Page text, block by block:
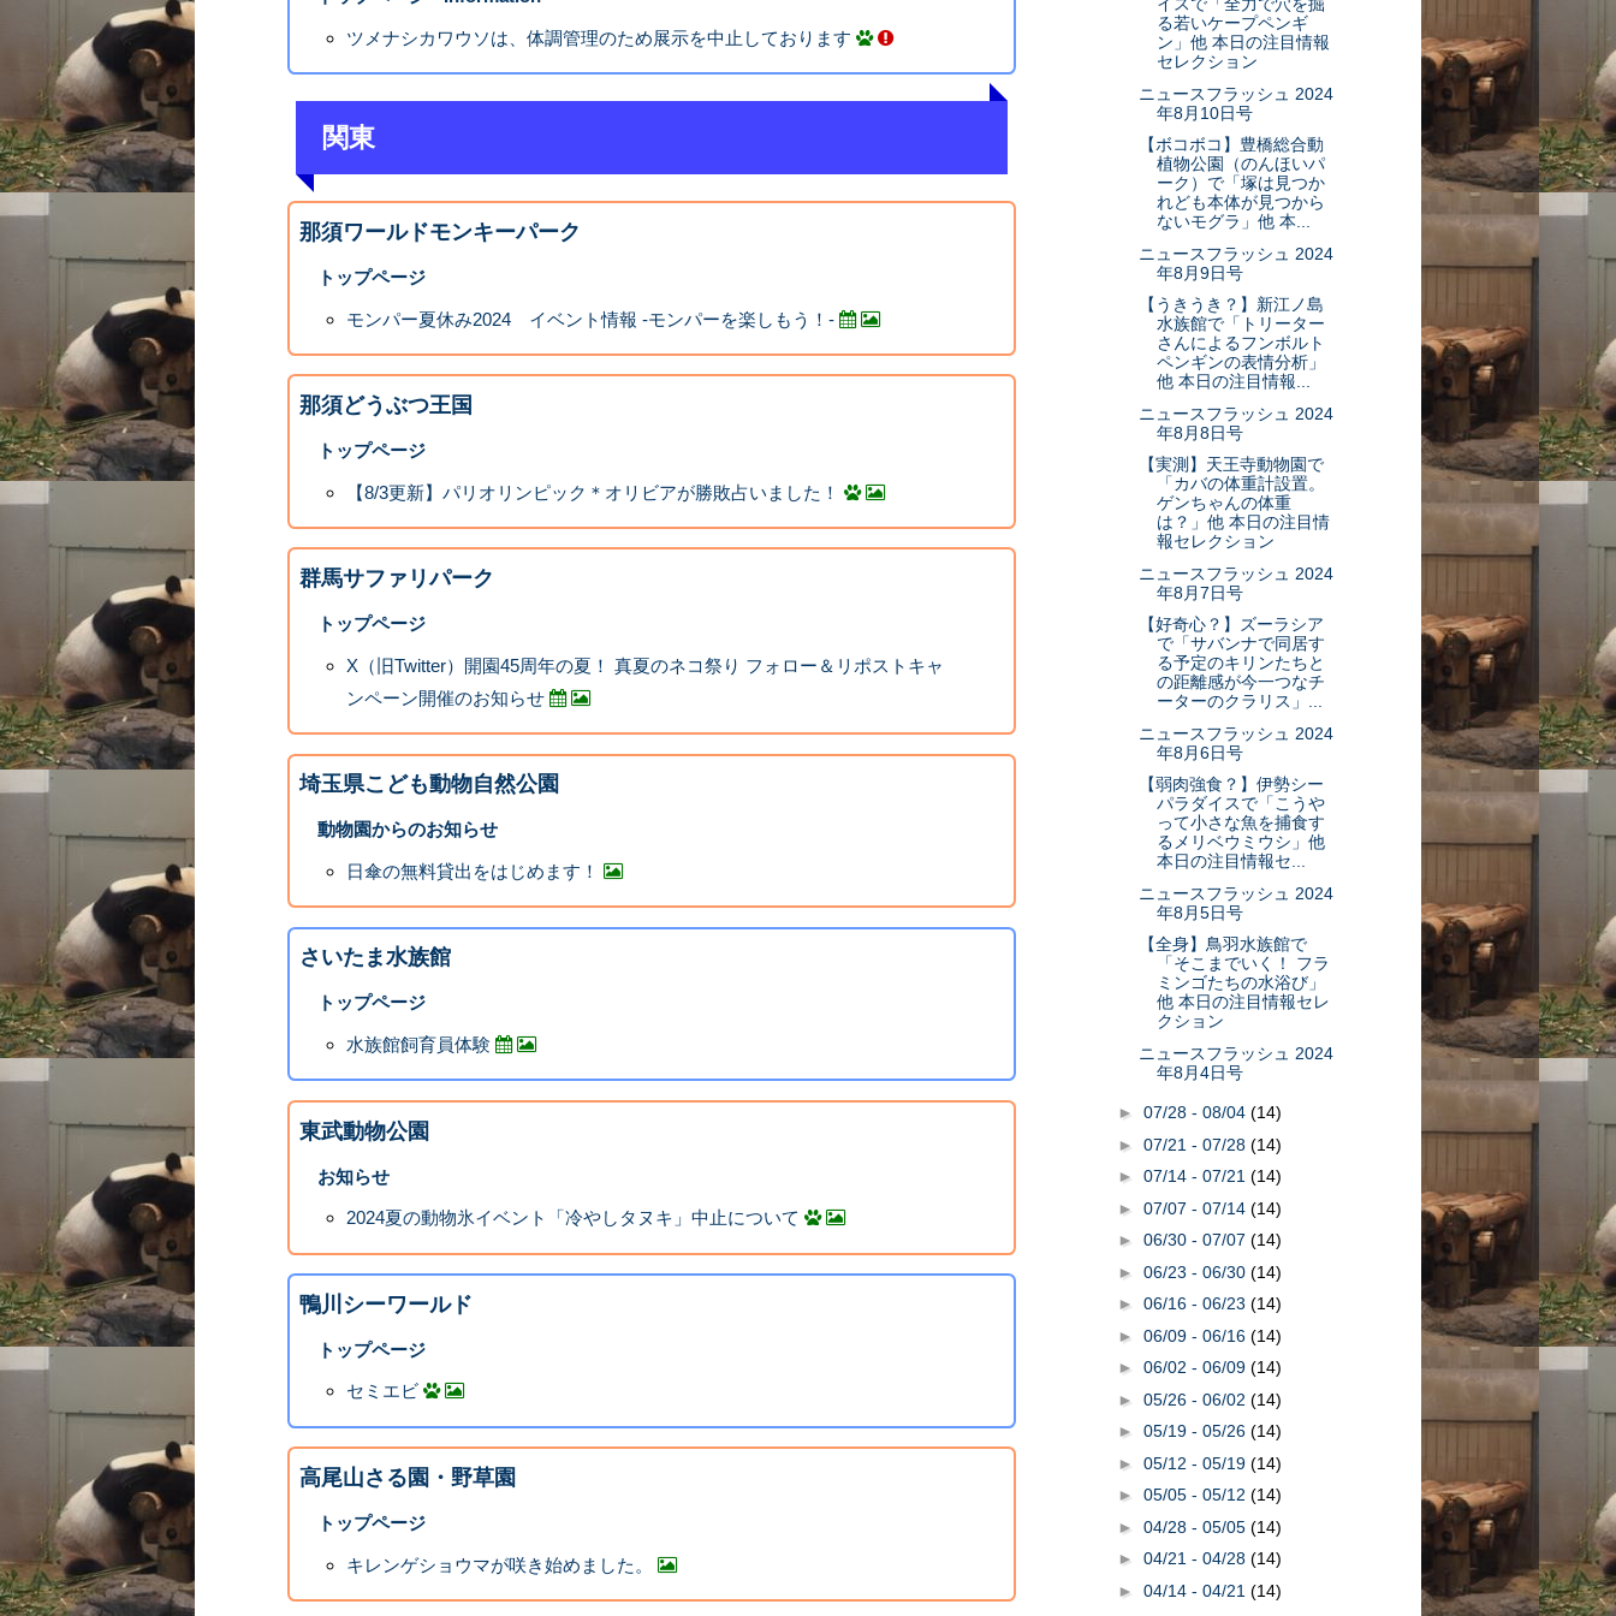
ツメナシカワウソは、体調管理のため展示を中止しております
関東
那須ワールドモンキーパーク
トップページ
モンパー夏休み2024 イベント情報 -モンパーを楽しもう！-
那須どうぶつ王国
トップページ
【8/3更新】パリオリンピック＊オリビアが勝敗占いました！
群馬サファリパーク
トップページ
X（旧Twitter）開園45周年の夏！ 真夏のネコ祭り フォロー＆リポストキャ
ンペーン開催のお知らせ
埼玉県こども動物自然公園
動物園からのお知らせ
日傘の無料貸出をはじめます！
さいたま水族館
トップページ
水族館飼育員体験
東武動物公園
お知らせ
2024夏の動物氷イベント「冷やしタヌキ」中止について
鴨川シーワールド
トップページ
セミエビ
高尾山さる園・野草園
トップページ
キレンゲショウマが咲き始めました。
る若いケープペンギ
ン」他 本日の注目情報
セレクション
ニュースフラッシュ 2024
年8月10日号
【ボコボコ】豊橋総合動
植物公園（のんほいパ
ーク）で「塚は見つか
れども本体が見つから
ないモグラ」他 本...
ニュースフラッシュ 2024
年8月9日号
【うきうき？】新江ノ島
水族館で「トリーター
さんによるフンボルト
ペンギンの表情分析」
他 本日の注目情報...
ニュースフラッシュ 2024
年8月8日号
【実測】天王寺動物園で
「カバの体重計設置。
ゲンちゃんの体重
は？」他 本日の注目情
報セレクション
ニュースフラッシュ 2024
年8月7日号
【好奇心？】ズーラシア
で「サバンナで同居す
る予定のキリンたちと
の距離感が今一つなチ
ーターのクラリス」...
ニュースフラッシュ 2024
年8月6日号
【弱肉強食？】伊勢シー
パラダイスで「こうや
って小さな魚を捕食す
るメリベウミウシ」他
本日の注目情報セ...
ニュースフラッシュ 2024
年8月5日号
【全身】鳥羽水族館で
「そこまでいく！ フラ
ミンゴたちの水浴び」
他 本日の注目情報セレ
クション
ニュースフラッシュ 2024
年8月4日号
► 07/28 - 08/04 (14)
► 07/21 - 07/28 (14)
► 07/14 - 07/21 (14)
► 07/07 - 07/14 (14)
► 06/30 - 07/07 (14)
► 06/23 - 06/30 (14)
► 06/16 - 06/23 (14)
► 06/09 - 06/16 (14)
► 06/02 - 06/09 (14)
► 05/26 - 06/02 (14)
► 05/19 - 05/26 (14)
► 05/12 - 05/19 (14)
► 05/05 - 05/12 (14)
► 04/28 - 05/05 (14)
► 04/21 - 04/28 (14)
► 04/14 - 04/21 (14)